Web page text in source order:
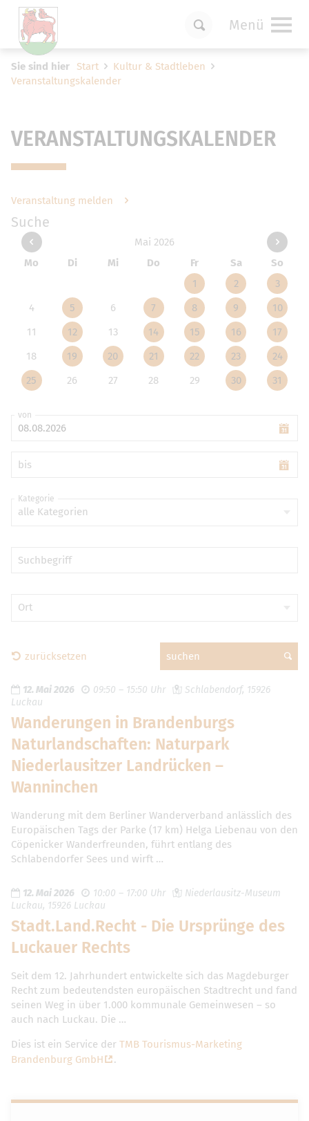
Menü
Sie sind hier Start
Kultur & Stadtleben
Veranstaltungskalender
VERANSTALTUNGSKALENDER
Veranstaltung melden
Suche
Mai 2026
Mo
Di Mi Do Fr Sa
So
1
2
3
4
5 6 7 8 9
10
11
12 13 14 15 16
17
18
19 20 21 22 23
24
25
26 27 28 29 30 31
von
bis
alle Kategorien
Kategorie
Suchbegriff
Ort
zurücksetzen suchen
12. Mai 2026 09:50 – 15:50 Uhr
Schlabendorf, 15926
Luckau
Wanderungen in Brandenburgs
Naturlandschaften: Naturpark
Niederlausitzer Landrücken –
Wanninchen
Wanderung mit dem Berliner Wanderverband anlässlich des
Europäischen Tags der Parke (17 km) Helga Liebenau von den
Cöpenicker Wanderfreunden, führt entlang des
Schlabendorfer Sees und wirft …
12. Mai 2026 10:00 – 17:00 Uhr
Niederlausitz-Museum
Luckau, 15926 Luckau
Stadt.Land.Recht - Die Ursprünge des
Luckauer Rechts
Seit dem 12. Jahrhundert entwickelte sich das Magdeburger
Recht zum bedeutendsten europäischen Stadtrecht und fand
seinen Weg in über 1.000 kommunale Gemeinwesen – so
auch nach Luckau. Die …
Dies ist ein Service der TMB Tourismus-Marketing
Brandenburg GmbH
.
vornehmen zu können wird die Berechtigung
fürfunktionale Cookies